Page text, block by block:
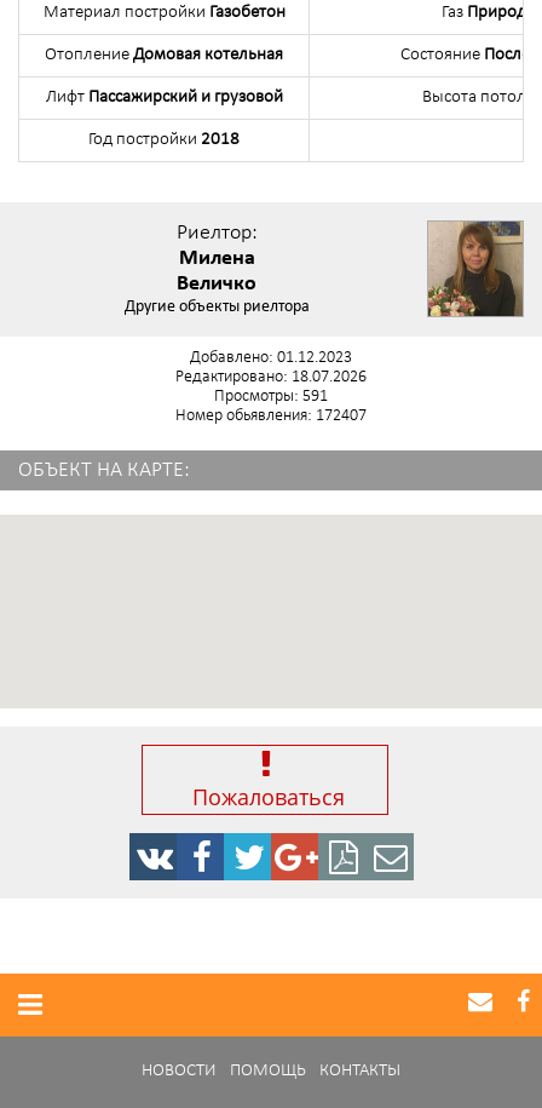
Материал постройки Газобетон Газ
Отопление Домовая котельная Состояние После
Лифт Пассажирский и грузовой Высота
Год постройки 2018
Риелтор:
Милена
Величко
Другие объекты риелтора
Добавлено: 01.12.2023
Редактировано: 18.07.2026
Просмотры: 591
Номер обьявления: 172407
ОБЪЕКТ НА КАРТЕ:
Пожаловаться
НОВОСТИ ПОМОЩЬ КОНТАКТЫ